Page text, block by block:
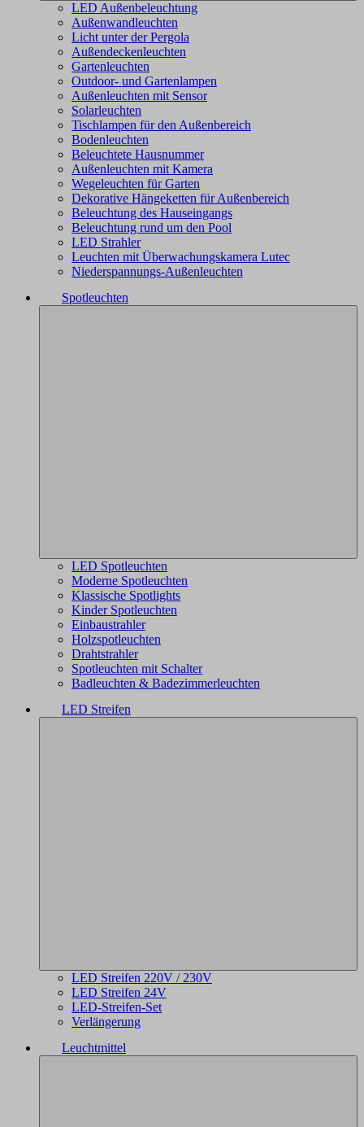
LED Außenbeleuchtung
Außenwandleuchten
Licht unter der Pergola
Außendeckenleuchten
Gartenleuchten
Outdoor- und Gartenlampen
Außenleuchten mit Sensor
Solarleuchten
Tischlampen für den Außenbereich
Bodenleuchten
Beleuchtete Hausnummer
Außenleuchten mit Kamera
Wegeleuchten für Garten
Dekorative Hängeketten für Außenbereich
Beleuchtung des Hauseingangs
Beleuchtung rund um den Pool
LED Strahler
Leuchten mit Überwachungskamera Lutec
Niederspannungs-Außenleuchten
Spotleuchten
LED Spotleuchten
Moderne Spotleuchten
Klassische Spotlights
Kinder Spotleuchten
Einbaustrahler
Holzspotleuchten
Drahtstrahler
Spotleuchten mit Schalter
Badleuchten & Badezimmerleuchten
LED Streifen
LED Streifen 220V / 230V
LED Streifen 24V
LED-Streifen-Set
Verlängerung
Leuchtmittel